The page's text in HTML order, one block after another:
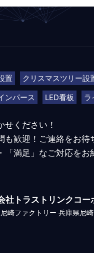
置
クリスマスツリー設
ンパース
LED看板 ラ
せください！
も歓迎！ご連絡をお待
「満足」なご対応を
社トラストリンクコー
崎ファクトリー 兵庫県尼